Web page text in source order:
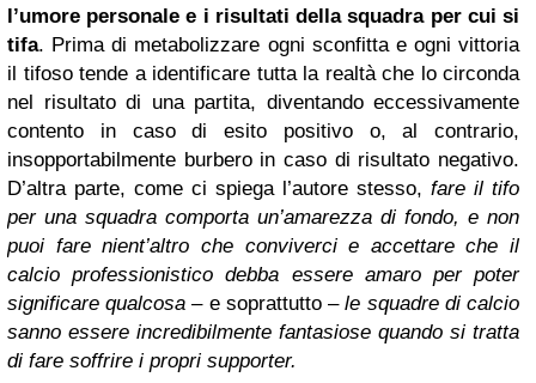
l’umore personale e i risultati della squadra per cui si
tifa. Prima di metabolizzare ogni sconfitta e ogni vittoria
il tifoso tende a identificare tutta la realtà che lo circonda
nel risultato di una partita, diventando eccessivamente
contento in caso di esito positivo o, al contrario,
insopportabilmente burbero in caso di risultato negativo.
D’altra parte, come ci spiega l’autore stesso, fare il tifo
per una squadra comporta un’amarezza di fondo, e non
puoi fare nient’altro che conviverci e accettare che il
calcio professionistico debba essere amaro per poter
significare qualcosa – e soprattutto –le squadre di calcio
sanno essere incredibilmente fantasiose quando si tratta
di fare soffrire i propri supporter.